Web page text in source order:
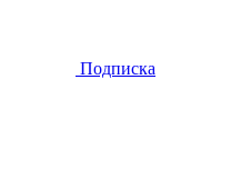
Подписка